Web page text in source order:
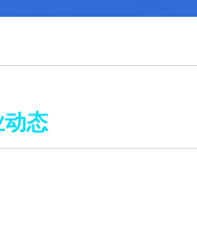
态